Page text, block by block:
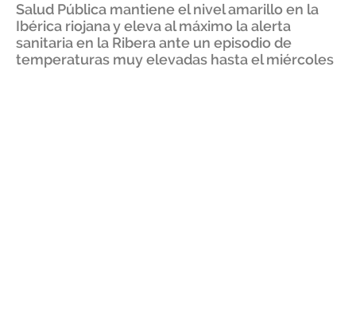
Salud Pública mantiene el nivel amarillo en la
Ibérica riojana y eleva al máximo la alerta
sanitaria en la Ribera ante un episodio de
temperaturas muy elevadas hasta el miércoles